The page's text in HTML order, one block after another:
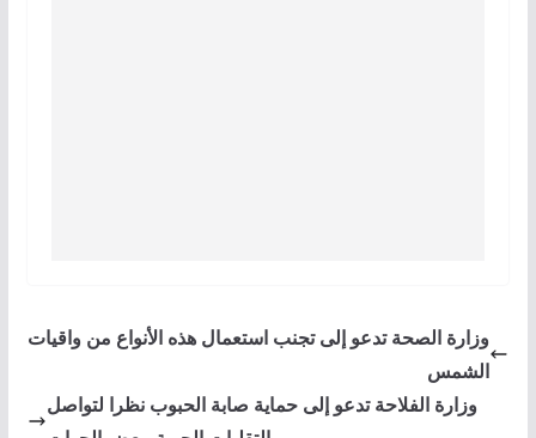
وزارة الصحة تدعو إلى تجنب استعمال هذه الأنواع من واقيات
الشمس
وزارة الفلاحة تدعو إلى حماية صابة الحبوب نظرا لتواصل